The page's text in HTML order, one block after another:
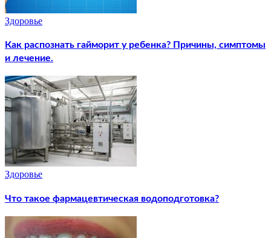
Здоровье
Как распознать гайморит у ребенка? Причины, симптомы
и лечение.
Здоровье
Что такое фармацевтическая водоподготовка?